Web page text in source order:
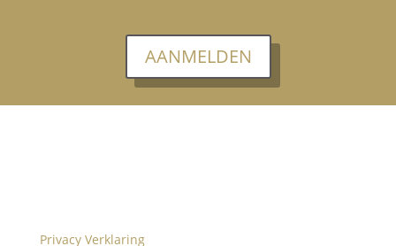
AANMELDEN
Privacy Verklaring